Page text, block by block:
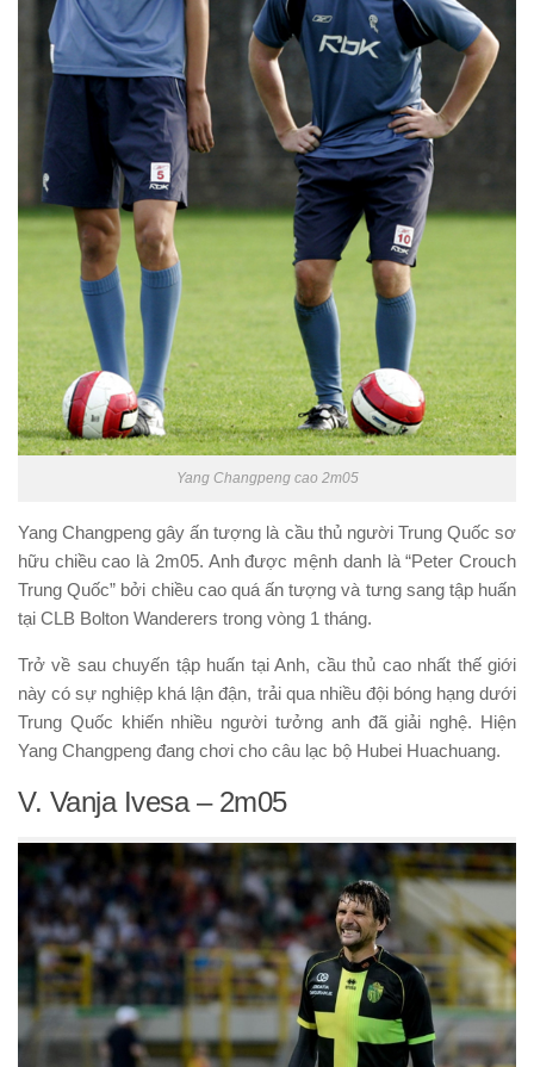
Yang Changpeng cao 2m05
Yang Changpeng gây ấn tượng là cầu thủ người Trung Quốc sơ
hữu chiều cao là 2m05. Anh được mệnh danh là “Peter Crouch
Trung Quốc” bởi chiều cao quá ấn tượng và tưng sang tập huấn
tại CLB Bolton Wanderers trong vòng 1 tháng.
Trở về sau chuyến tập huấn tại Anh, cầu thủ cao nhất thế giới
này có sự nghiệp khá lận đận, trải qua nhiều đội bóng hạng dưới
Trung Quốc khiến nhiều người tưởng anh đã giải nghệ. Hiện
Yang Changpeng đang chơi cho câu lạc bộ Hubei Huachuang.
V. Vanja Ivesa – 2m05